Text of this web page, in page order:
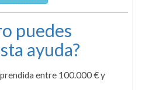
puedes
ayuda?
entre 100.000 € y